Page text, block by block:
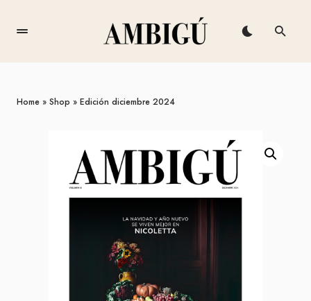
Home » Shop » Edición diciembre 2024